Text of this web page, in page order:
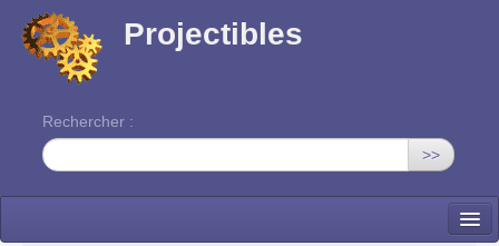
Projectibles
Rechercher :
>>